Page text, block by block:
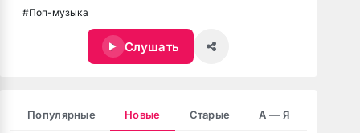
#Поп-музыка
Слушать
Популярные Новые Старые А — Я